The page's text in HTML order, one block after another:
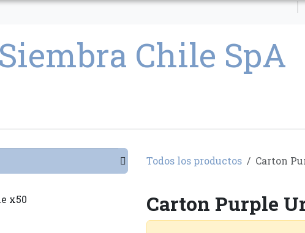
Todos los productos Carton
Carton Purple